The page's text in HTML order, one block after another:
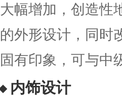
大幅增加，创造性
的外形设计，同时
固有印象，可与中
内饰设计